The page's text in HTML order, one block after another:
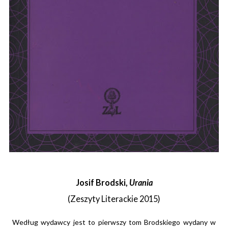
Josif Brodski, Urania
(Zeszyty Literackie 2015)
Według wydawcy jest to pierwszy tom Brodskiego wydany w